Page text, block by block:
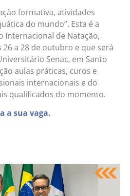
formativa, atividades
do mundo”. Esta é a
Internacional de Natação,
a 28 de outubro e que será
Senac, em Santo
aulas práticas, curos e
internacionais e do
qualificados do momento.
a sua vaga.